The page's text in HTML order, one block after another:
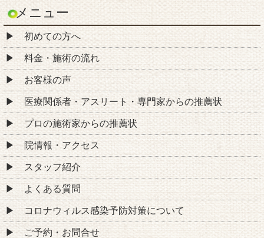
メニュー
初めての方へ
料金・施術の流れ
お客様の声
医療関係者・アスリート・専門家からの推薦状
プロの施術家からの推薦状
院情報・アクセス
スタッフ紹介
よくある質問
コロナウィルス感染予防対策について
ご予約・お問合せ